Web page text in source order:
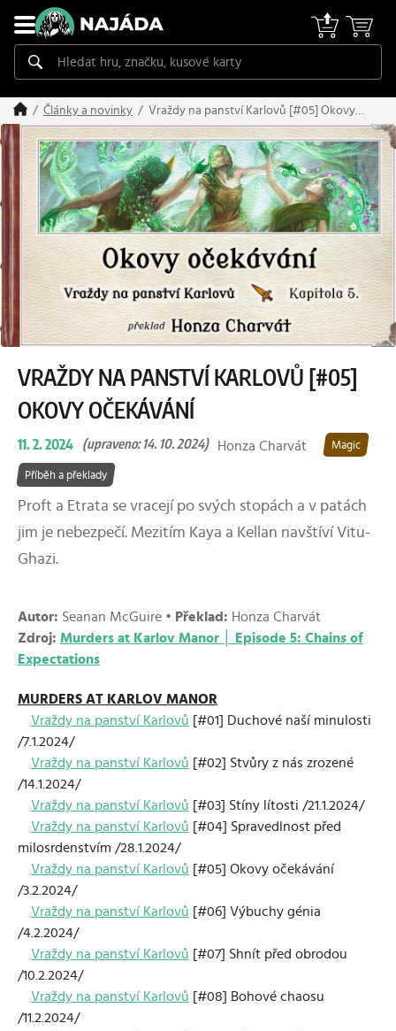
Články a novinky
Vraždy na panství Karlovů [#05] Okovy
očekávání
VRAŽDY NA PANSTVÍ KARLOVŮ [#05]
OKOVY OČEKÁVÁNÍ
11. 2. 2024 (upraveno: 14. 10. 2024) Honza Charvát Magic
Příběh a překlady
Proft a Etrata se vracejí po svých stopách a v patách
jim je nebezpečí. Mezitím Kaya a Kellan navštíví Vitu-
Ghazi.
Autor: Seanan McGuire • Překlad: Honza Charvát
Zdroj: Murders at Karlov Manor │ Episode 5: Chains of
Expectations
MURDERS AT KARLOV MANOR
Vraždy na panství Karlovů [#01] Duchové naší minulosti
/7.1.2024/
Vraždy na panství Karlovů [#02] Stvůry z nás zrozené
/14.1.2024/
Vraždy na panství Karlovů [#03] Stíny lítosti /21.1.2024/
Vraždy na panství Karlovů [#04] Spravedlnost před
milosrdenstvím /28.1.2024/
Vraždy na panství Karlovů [#05] Okovy očekávání
/3.2.2024/
Vraždy na panství Karlovů [#06] Výbuchy génia
/4.2.2024/
Vraždy na panství Karlovů [#07] Shnít před obrodou
/10.2.2024/
Vraždy na panství Karlovů [#08] Bohové chaosu
/11.2.2024/